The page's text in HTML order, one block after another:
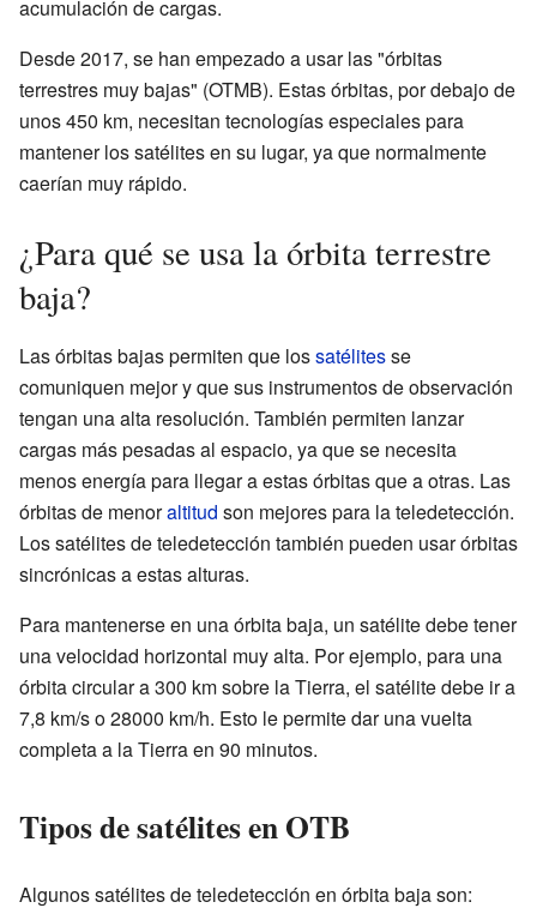
acumulación de cargas.
Desde 2017, se han empezado a usar las "órbitas
terrestres muy bajas" (OTMB). Estas órbitas, por debajo de
unos 450 km, necesitan tecnologías especiales para
mantener los satélites en su lugar, ya que normalmente
caerían muy rápido.
¿Para qué se usa la órbita terrestre
baja?
Las órbitas bajas permiten que lossatélitesse
comuniquen mejor y que sus instrumentos de observación
tengan una alta resolución. También permiten lanzar
cargas más pesadas al espacio, ya que se necesita
menos energía para llegar a estas órbitas que a otras. Las
órbitas de menoraltitud son mejores para la teledetección.
Los satélites de teledetección también pueden usar órbitas
sincrónicas a estas alturas.
Para mantenerse en una órbita baja, un satélite debe tener
una velocidad horizontal muy alta. Por ejemplo, para una
órbita circular a 300 km sobre la Tierra, el satélite debe ir a
7,8 km/s o 28000 km/h. Esto le permite dar una vuelta
completa a la Tierra en 90 minutos.
Tipos de satélites en OTB
Algunos satélites de teledetección en órbita baja son: